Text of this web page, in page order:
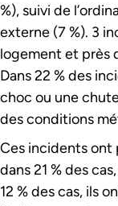
%), suivi de
externe (7 %). 3
logement et près
Dans 22 % des
choc ou une
des conditions
Ces incidents ont
dans 21 % des
12 % des cas, ils